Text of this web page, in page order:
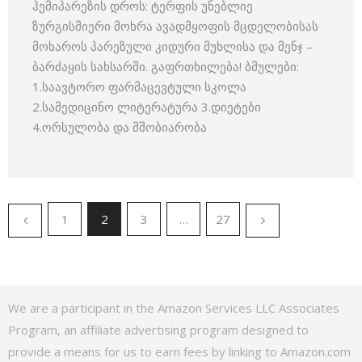
ჰემიპარეზის დროს: ტერფის უნებლიე
ზურგისმიერი მოხრა ავადმყოფის მცდელობისას
მოხაროს პარეზული კიდური მუხლისა და მენჯ –
ბარძაყის სახსარში. გაფრთხილება! ბმულები:
1.საავტორო ფარმაცევტული სკოლა
2.სამედიცინო ლიტერატურა 3.დიეტები
4.ორსულობა და მშობიარობა
1 2 3 … 27
We are a participant in the Amazon Services LLC Associates
Program, an affiliate advertising program designed to
provide a means for us to earn fees by linking to Amazon.com